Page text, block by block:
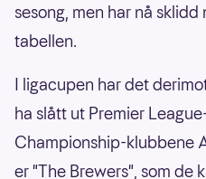
sesong, men har nå
tabellen.
I ligacupen har det
ha slått ut Premier
Championship-klubbene
er "The Brewers", som de